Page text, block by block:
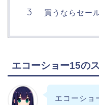
買うならセー
エコーショー15の
エコーショ